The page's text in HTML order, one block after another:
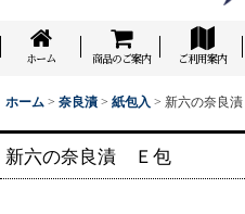
ホーム 商品のご案内 ご利用案内
ホーム > 奈良漬 > 紙包入 > 新六の奈良
新六の奈良漬 Ｅ包